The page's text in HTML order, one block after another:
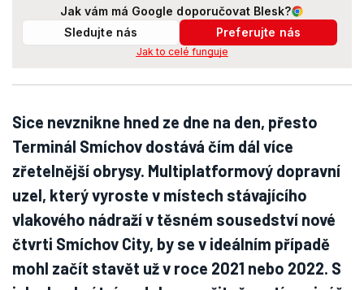
Jak vám má Google doporučovat Blesk?
Sledujte nás
Preferujte nás
Jak to celé funguje
Sice nevznikne hned ze dne na den, přesto
Terminál Smíchov dostává čím dál více
zřetelnější obrysy. Multiplatformový dopravní
uzel, který vyroste v místech stávajícího
vlakového nádraží v těsném sousedství nové
čtvrti Smíchov City, by se v ideálním případě
mohl začít stavět už v roce 2021 nebo 2022. S